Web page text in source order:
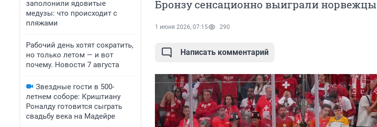
заполонили ядовитые
медузы: что происходит с
пляжами
Рабочий день хотят сократить,
но только летом — и вот
почему. Новости 7 августа
Звездные гости в 500-
летнем соборе: Криштиану
Роналду готовится сыграть
свадьбу века на Мадейре
Бронзу сенсационно выиграли норвежцы
1 июня 2026, 07:15 290
Написать комментарий